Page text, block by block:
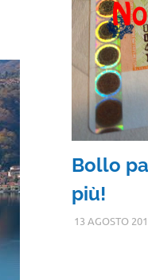
Bollo
più!
13 AGOSTO